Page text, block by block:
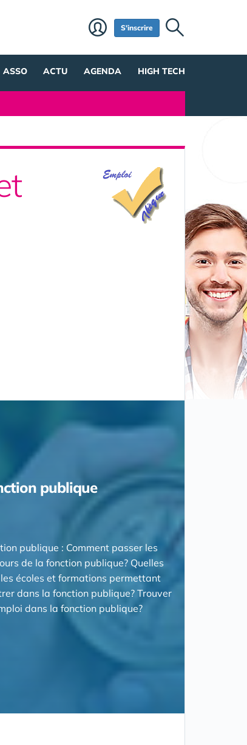
S'inscrire
ASSO ACTU AGENDA HIGH TECH
publique
publique : Comment passer les
de la fonction publique? Quelles
écoles et formations permettant
dans la fonction publique? Trouver
dans la fonction publique?